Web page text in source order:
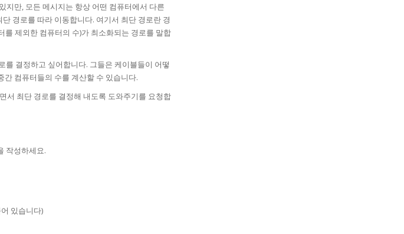
지만, 모든 메시지는 항상 어떤 컴퓨터에서 다른
경로를 따라 이동합니다. 여기서 최단 경로란 경
제외한 컴퓨터의 수)가 최소화되는 경로를 말합
를 결정하고 싶어합니다. 그들은 케이블들이 어떻
컴퓨터들의 수를 계산할 수 있습니다.
서 최단 경로를 결정해 내도록 도와주기를 요청합
작성하세요.
있습니다)